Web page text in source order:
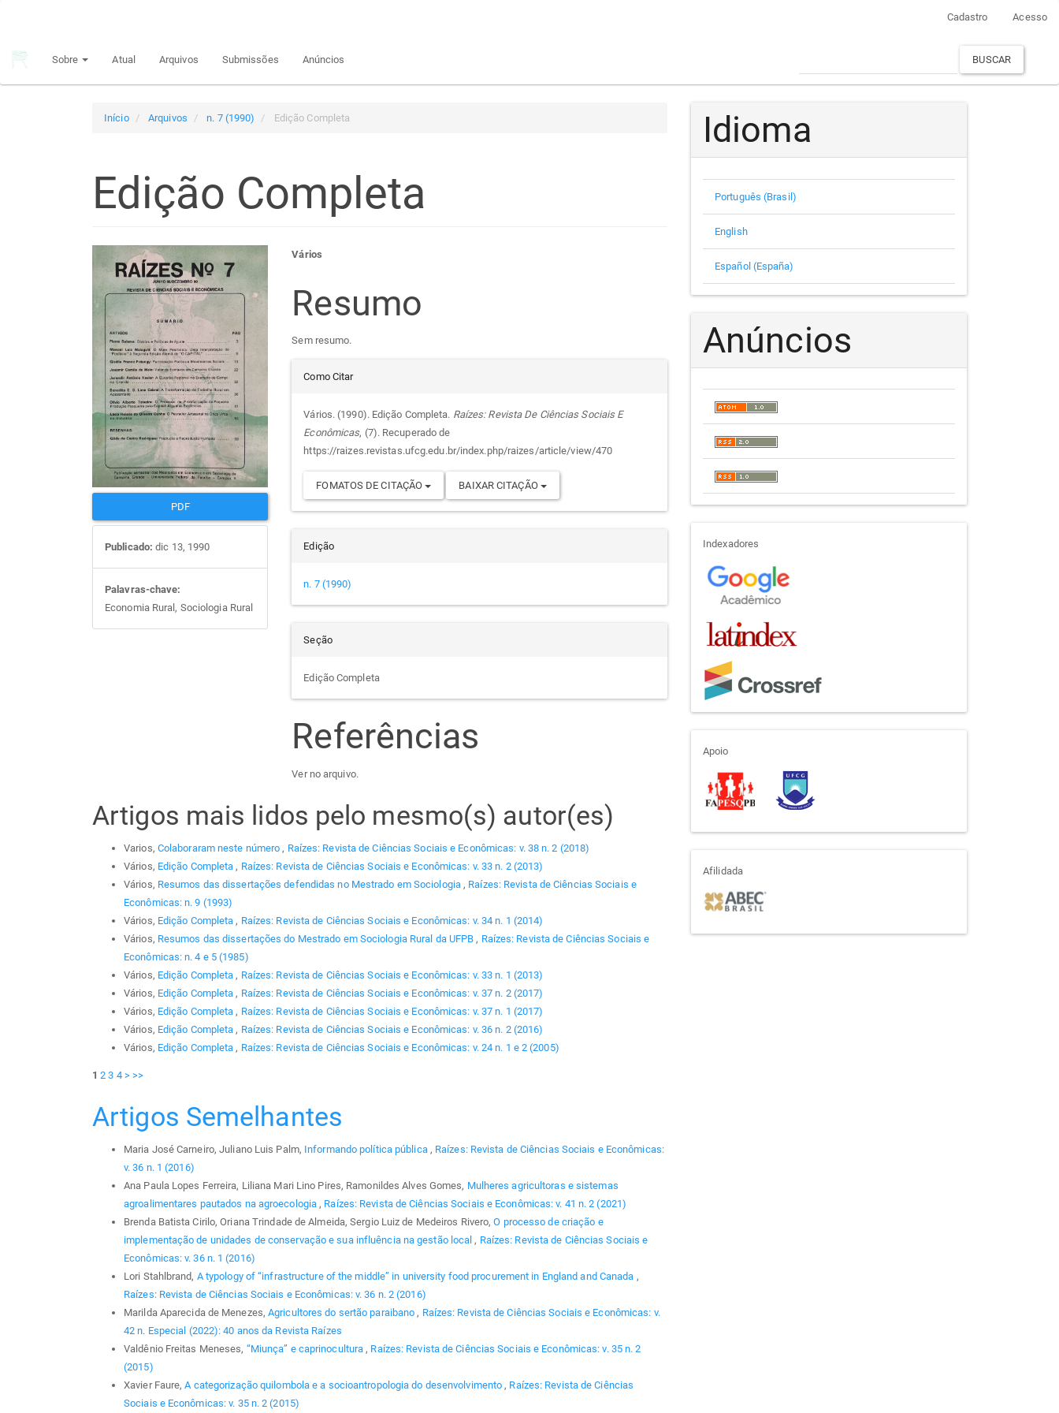
principal
Cadastro Acesso
Sobre Atual Arquivos Submissões Anúncios BUSCAR
Início Arquivos n. 7 (1990) Edição Completa
Edição Completa
Barra
lateral
de
artigos
PDF
Publicado: dic 13, 1990
Palavras-chave:
Economia Rural, Sociologia Rural
Conteúdo
do
artigo
principal
Vários
Resumo
Sem resumo.
Detalhes
do
artigo
Como Citar
Vários. (1990). Edição Completa. Raízes: Revista De Ciências Sociais E
Econômicas, (7). Recuperado de
https://raizes.revistas.ufcg.edu.br/index.php/raizes/article/view/470
FOMATOS DE CITAÇÃO BAIXAR CITAÇÃO
Edição
n. 7 (1990)
Seção
Edição Completa
Referências
Ver no arquivo.
Artigos mais lidos pelo mesmo(s) autor(es)
Varios, Colaboraram neste número, Raízes: Revista de Ciências Sociais e Econômicas: v. 38 n. 2 (2018)
Vários, Edição Completa, Raízes: Revista de Ciências Sociais e Econômicas: v. 33 n. 2 (2013)
Vários, Resumos das dissertações defendidas no Mestrado em Sociologia, Raízes: Revista de Ciências Sociais e
Econômicas: n. 9 (1993)
Vários, Edição Completa, Raízes: Revista de Ciências Sociais e Econômicas: v. 34 n. 1 (2014)
Vários, Resumos das dissertações do Mestrado em Sociologia Rural da UFPB, Raízes: Revista de Ciências Sociais e
Econômicas: n. 4 e 5 (1985)
Vários, Edição Completa, Raízes: Revista de Ciências Sociais e Econômicas: v. 33 n. 1 (2013)
Vários, Edição Completa, Raízes: Revista de Ciências Sociais e Econômicas: v. 37 n. 2 (2017)
Vários, Edição Completa, Raízes: Revista de Ciências Sociais e Econômicas: v. 37 n. 1 (2017)
Vários, Edição Completa, Raízes: Revista de Ciências Sociais e Econômicas: v. 36 n. 2 (2016)
Vários, Edição Completa, Raízes: Revista de Ciências Sociais e Econômicas: v. 24 n. 1 e 2 (2005)
1 2 3 4 > >>
Artigos Semelhantes
Maria José Carneiro, Juliano Luis Palm, Informando política pública , Raízes: Revista de Ciências Sociais e Econômicas:
v. 36 n. 1 (2016)
Ana Paula Lopes Ferreira, Liliana Mari Lino Pires, Ramonildes Alves Gomes, Mulheres agricultoras e sistemas
agroalimentares pautados na agroecologia, Raízes: Revista de Ciências Sociais e Econômicas: v. 41 n. 2 (2021)
Brenda Batista Cirilo, Oriana Trindade de Almeida, Sergio Luiz de Medeiros Rivero,O processo de criação e
implementação de unidades de conservação e sua influência na gestão local, Raízes: Revista de Ciências Sociais e
Econômicas: v. 36 n. 1 (2016)
Lori Stahlbrand, A typology of “infrastructure of the middle” in university food procurement in England and Canada ,
Raízes: Revista de Ciências Sociais e Econômicas: v. 36 n. 2 (2016)
Marilda Aparecida de Menezes,Agricultores do sertão paraibano, Raízes: Revista de Ciências Sociais e Econômicas: v.
42 n. Especial (2022): 40 anos da Revista Raízes
Valdênio Freitas Meneses, “Miunça” e caprinocultura, Raízes: Revista de Ciências Sociais e Econômicas: v. 35 n. 2
(2015)
Xavier Faure,A categorização quilombola e a socioantropologia do desenvolvimento, Raízes: Revista de Ciências
Sociais e Econômicas: v. 35 n. 2 (2015)
Idioma
Português (Brasil)
English
Español (España)
Anúncios
indexadores
Indexadores
apoio
Apoio
afiliada
Afilidada